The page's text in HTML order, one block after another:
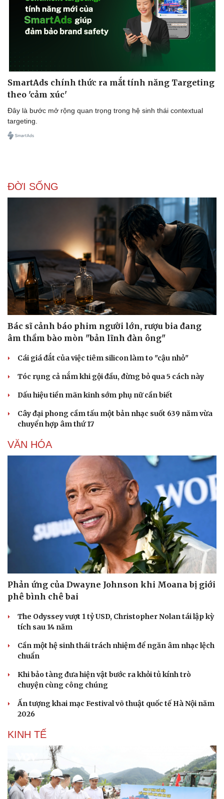
Thông tin doanh nghiệp
Doanh nghiệp 24h
Doanh nhân
Vì cộng đồng
Công nghệ
Tin Công nghệ
Trải nghiệm
Dinh dưỡng - món ngon
Cây thuốc
Sản phụ khoa
Nhi khoa
Blog
Tình yêu - Gia đình
SmartAds chính thức ra mắt tính năng Targeting
theo 'cảm xúc'
Đây là bước mở rộng quan trọng trong hệ sinh thái contextual
targeting.
ĐỜI SỐNG
Bác sĩ cảnh báo phim người lớn, rượu bia đang
âm thầm bào mòn "bản lĩnh đàn ông"
Cái giá đắt của việc tiêm silicon làm to "cậu nhỏ"
Tóc rụng cả nắm khi gội đầu, đừng bỏ qua 5 cách này
Dấu hiệu tiền mãn kinh sớm phụ nữ cần biết
Cây đại phong cầm tấu một bản nhạc suốt 639 năm vừa
chuyển hợp âm thứ 17
VĂN HÓA
Phản ứng của Dwayne Johnson khi Moana bị giới
phê bình chê bai
The Odyssey vượt 1 tỷ USD, Christopher Nolan tái lập kỳ
tích sau 14 năm
Cần một hệ sinh thái trách nhiệm để ngăn âm nhạc lệch
chuẩn
Khi bảo tàng đưa hiện vật bước ra khỏi tủ kính trò
chuyện cùng công chúng
Ấn tượng khai mạc Festival võ thuật quốc tế Hà Nội năm
2026
KINH TẾ